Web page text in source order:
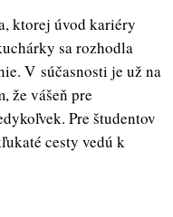
ktorej úvod kariéry
sa rozhodla
V súčasnosti je už na
že vášeň pre
Pre študentov
cesty vedú k